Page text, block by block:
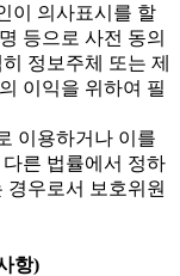
이 의사표시를 할
등으로 사전 동의
정보주체 또는 제
이익을 위하여 필
이용하거나 이를
른 법률에서 정하
경우로서 보호위원
항)